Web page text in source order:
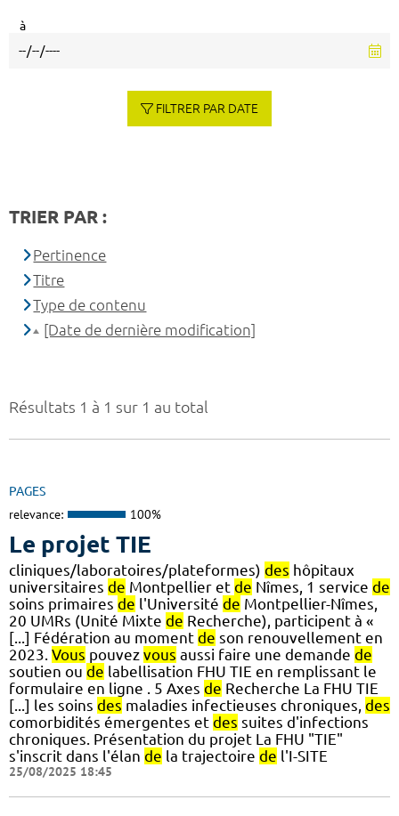
Résultats 1 à 1 sur 1 au total
PAGES
relevance: 100%
Le projet TIE
cliniques/laboratoires/plateformes) des hôpitaux
universitaires de Montpellier et de Nîmes, 1 service de
soins primaires de l'Université de Montpellier-Nîmes,
20 UMRs (Unité Mixte de Recherche), participent à «
[...] Fédération au moment de son renouvellement en
2023. Vous pouvez vous aussi faire une demande de
soutien ou de labellisation FHU TIE en remplissant le
formulaire en ligne . 5 Axes de Recherche La FHU TIE
[...] les soins des maladies infectieuses chroniques, des
comorbidités émergentes et des suites d'infections
chroniques. Présentation du projet La FHU "TIE"
s'inscrit dans l'élan de la trajectoire de l'I-SITE
25/08/2025 18:45
à
FILTRER PAR DATE
TRIER PAR :
Pertinence
Titre
Type de contenu
[Date de dernière modification]